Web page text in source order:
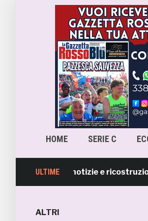
HOME SERIE C
ULTIME
smentisce notizie e ricostruzioni che
ALTRI